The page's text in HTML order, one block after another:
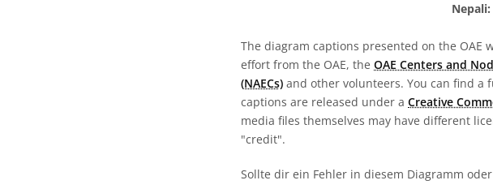
Nepali:
The diagram captions presented on the
effort from the OAE, the OAE Centers and
(NAECs) and other volunteers. You can find
captions are released under a Creative
media files themselves may have different
"credit".
Sollte dir ein Fehler in diesem Diagramm